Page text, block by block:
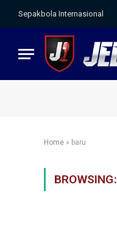
Sepakbola Internasional
Home » baru
BROWSING: